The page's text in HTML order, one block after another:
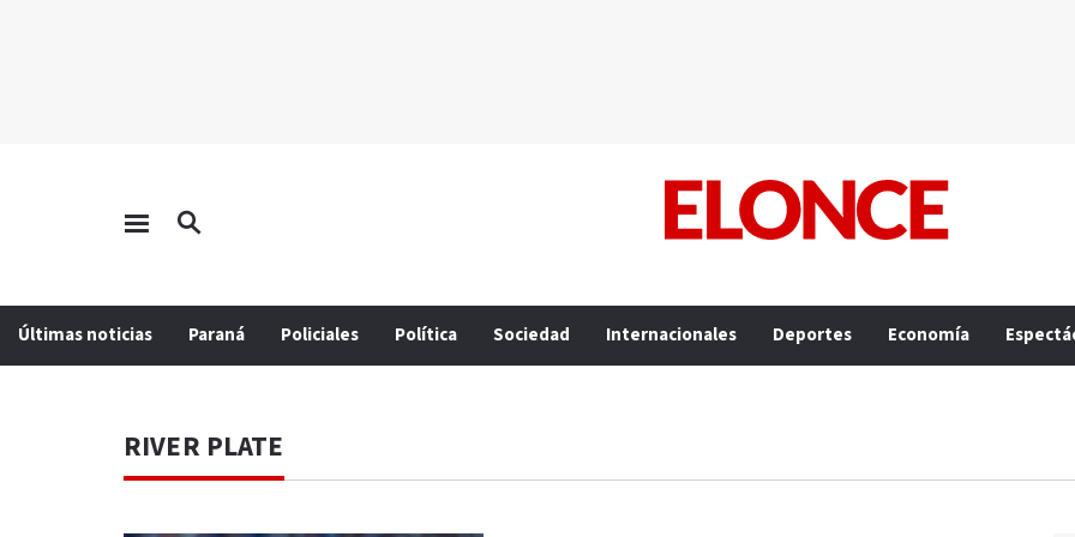
Últimas noticias Paraná Policiales Política Sociedad Internacionales Deportes Economía
RIVER PLATE